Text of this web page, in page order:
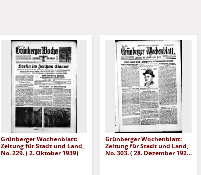
Grünberger Wochenblatt:
Zeitung für Stadt und Land,
No. 229. ( 2. Oktober 1939)
Grünberger Wochenblatt:
Zeitung für Stadt und Land,
No. 303. ( 28. Dezember 1926